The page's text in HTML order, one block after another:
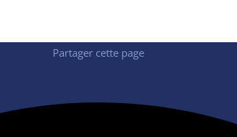
Partager cette page